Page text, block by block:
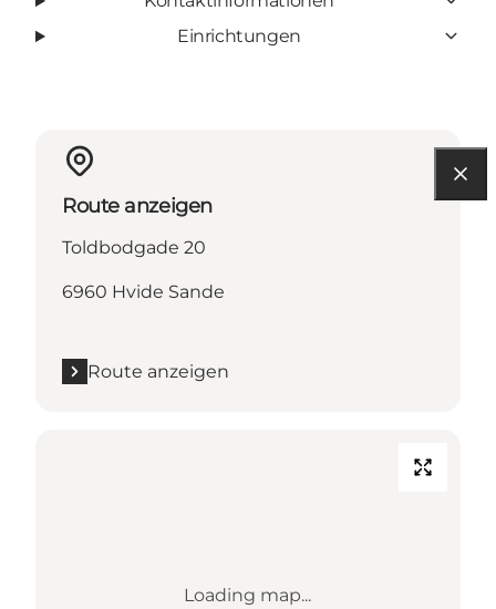
Einrichtungen
Route anzeigen
Toldbodgade 20
6960 Hvide Sande
Route anzeigen
Loading map...